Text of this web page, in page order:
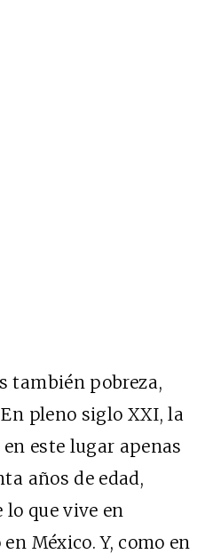
también pobreza,
pleno siglo XXI, la
este lugar apenas
años de edad,
que vive en
México. Y, como en